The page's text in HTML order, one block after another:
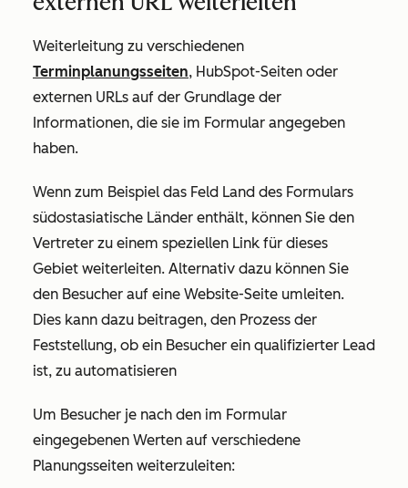
Weiterleitung zu verschiedenen
Terminplanungsseiten, HubSpot-Seiten oder
externen URLs auf der Grundlage der
Informationen, die sie im Formular angegeben
haben.
Wenn zum Beispiel das Feld Land des Formulars
südostasiatische Länder enthält, können Sie den
Vertreter zu einem speziellen Link für dieses
Gebiet weiterleiten. Alternativ dazu können Sie
den Besucher auf eine Website-Seite umleiten.
Dies kann dazu beitragen, den Prozess der
Feststellung, ob ein Besucher ein qualifizierter Lead
ist, zu automatisieren
Um Besucher je nach den im Formular
eingegebenen Werten auf verschiedene
Planungsseiten weiterzuleiten: